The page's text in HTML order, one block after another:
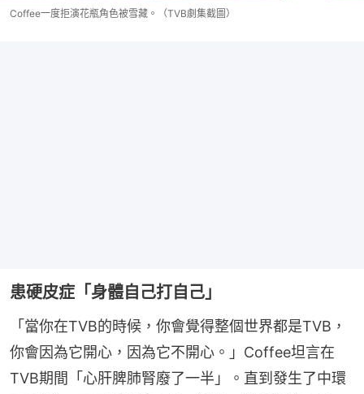
Coffee一度拒演花瓶角色被雪藏。（TVB劇集截圖）
患硬皮症「身體自己打自己」
「當你在TVB的時候，你會覺得整個世界都是TVB，
你會因為它開心，因為它不開心。」Coffee坦言在
TVB期間「心肝脾肺腎廢了一半」。直到發生了中環